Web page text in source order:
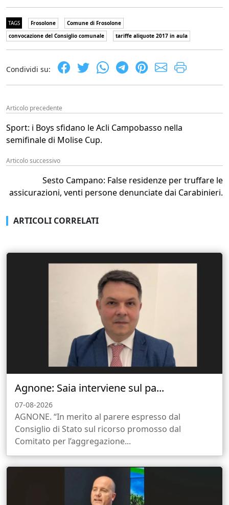
TAGS Frosolone
Comune di Frosolone
convocazione del Consiglio comunale
tariffe aliquote 2017 in aula
Condividi su:
Articolo precedente
Sport: i Boys sfidano le Acli Campobasso nella
semifinale di Molise Cup.
Articolo successivo
Sesto Campano: False residenze per truffare le
assicurazioni, venti persone denunciate dai Carabinieri.
ARTICOLI CORRELATI
Agnone: Saia interviene sul pa...
07-08-2026
AGNONE. “In merito al parere espresso dal
Consiglio di Stato sul ricorso promosso dal
Comitato per l’aggregazione...